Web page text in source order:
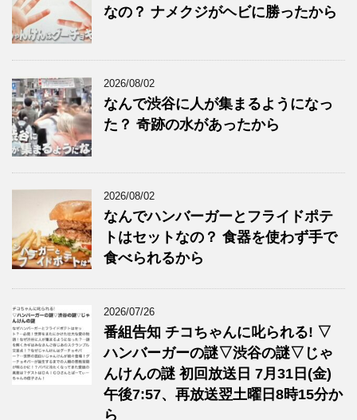
なの？ ナメクジがヘビに勝ったから
2026/08/02
なんで渋谷に人が集まるようになっ
た？ 奇跡の水があったから
2026/08/02
なんでハンバーガーとフライドポテ
トはセットなの？ 食器を使わず手で
食べられるから
2026/07/26
番組告知 チコちゃんに叱られる! ▽
ハンバーガーの謎▽渋谷の謎▽じゃ
んけんの謎 初回放送日 7月31日(金)
午後7:57、再放送翌土曜日8時15分か
ら